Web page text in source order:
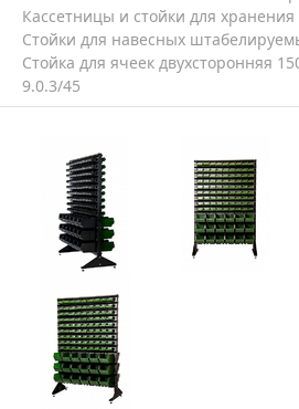
Кассетницы и стойки для хранения
Стойки для навесных
Стойка для ячеек двухсторонняя
9.0.3/45